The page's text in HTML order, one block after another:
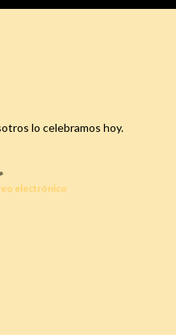
lo celebramos hoy.
electrónico